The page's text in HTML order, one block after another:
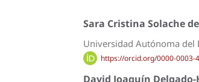
Sara Cristina Solache
Universidad Autónoma del
https://orcid.org/0000-0003-
David Joaquín